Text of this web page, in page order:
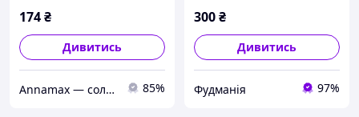
174₴
Дивитись
Annamax — солодощі, снеки, кава 85%
300₴
Дивитись
Фудманія 97%